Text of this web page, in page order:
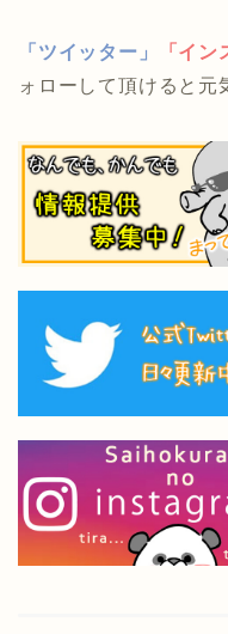
「ツイッター」 「イン
ォローして頂けると元